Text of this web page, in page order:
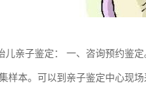
儿亲子鉴定： 一、咨询预约鉴
样本。可以到亲子鉴定中心现